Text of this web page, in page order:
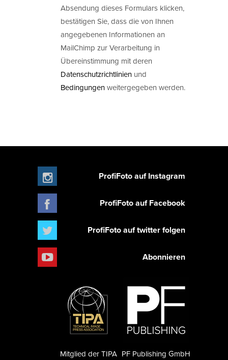
Absendung dieses Formulars klicken,
bestätigen Sie, dass die von Ihnen
angegebenen Informationen an
MailChimp zur Verarbeitung in
Übereinstimmung mit deren
Datenschutzrichtlinien und
Bedingungenweitergegeben werden.
ProfiFoto auf Instagram
ProfiFoto auf Facebook
ProfiFoto auf twitter folgen
Abonnieren
PF Publishing GmbH
Mitglied der TIPA